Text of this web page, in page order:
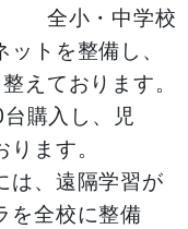
全小・中学校
トを整備し、
えております。
購入し、児
ます。
は、遠隔学習が
を全校に整備